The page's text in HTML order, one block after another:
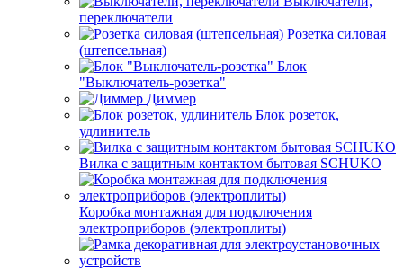
переключатели
Розетка силовая
(штепсельная)
Блок
"Выключатель-розетка"
Диммер
Блок розеток,
удлинитель
Вилка с защитным контактом бытовая SCHUKO
Коробка монтажная для подключения
электроприборов (электроплиты)